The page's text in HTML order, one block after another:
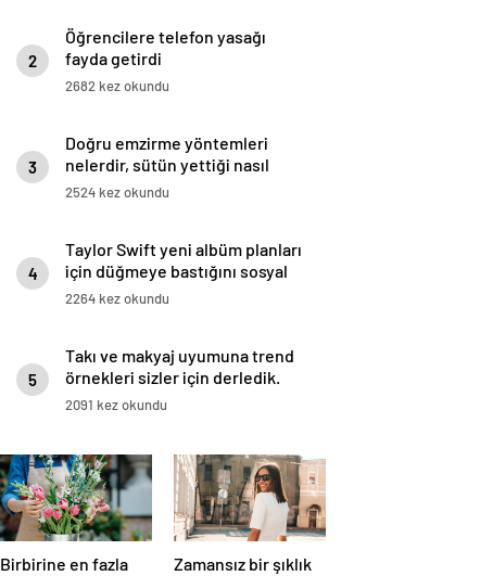
2
Öğrencilere telefon yasağı
fayda getirdi
2682 kez okundu
3
Doğru emzirme yöntemleri
nelerdir, sütün yettiği nasıl
anlaşılır?
2524 kez okundu
4
Taylor Swift yeni albüm planları
için düğmeye bastığını sosyal
medyadan duyurdu!
2264 kez okundu
5
Takı ve makyaj uyumuna trend
örnekleri sizler için derledik.
2091 kez okundu
Birbirine en fazla
Zamansız bir şıklık